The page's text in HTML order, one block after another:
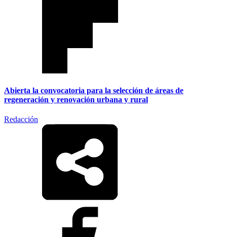
Abierta la convocatoria para la selección de áreas de
regeneración y renovación urbana y rural
Redacción